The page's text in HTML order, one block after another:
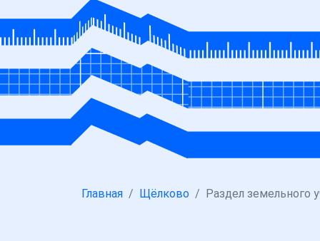
Главная Щёлково Раздел земельного